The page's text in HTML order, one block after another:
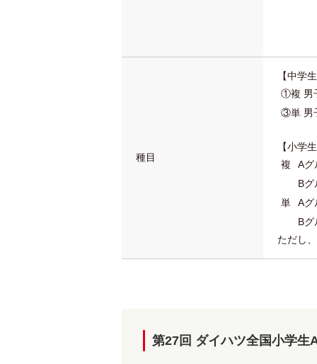
種目
【中学
①複 男
③単 男
【小学
複
Aグ
Bグ
単
Aグ
Bグ
ただし
第27回 ダイハツ全国小学生